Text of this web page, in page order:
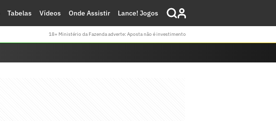
Tabelas Vídeos Onde Assistir Lance! Jogos
18+ Ministério da Fazenda adverte: Aposta não é investimento